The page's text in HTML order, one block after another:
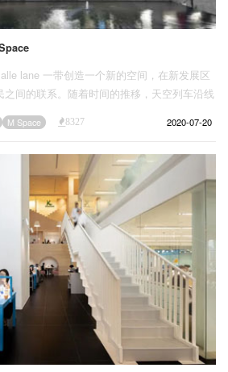
lane 一带创造一个新的空间，在新发展区
间的联系。随着时间的推移，天空列车沿线
该地区的观感。原本是新鲜街市、零售点、学
层、低层公寓、社区商场和国际学校。设计理
的是重建绿化区，使其成为天然空气净化器，
化区还可为社区提供新的娱乐区域，让居民
可方便地使用当地设施。
M Space 8327 2020-07-20